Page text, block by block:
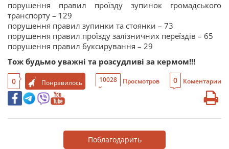
порушення правил проїзду зупинок громадського
транспорту – 129
порушення правил зупинки та стоянки – 73
порушення правил проїзду залізничних переїздів – 65
порушення правил буксирування – 29
Тож будьмо уважні та розсудливі за кермом!!!
0 Понравилось 10028 Просмотров 0 Коментарии
Поблагодарить